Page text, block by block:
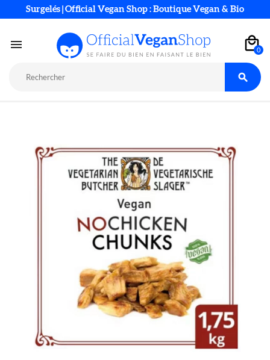
Surgelés | Official Vegan Shop : Boutique Vegan & Bio
 0
